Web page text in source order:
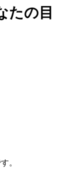
たの目
。